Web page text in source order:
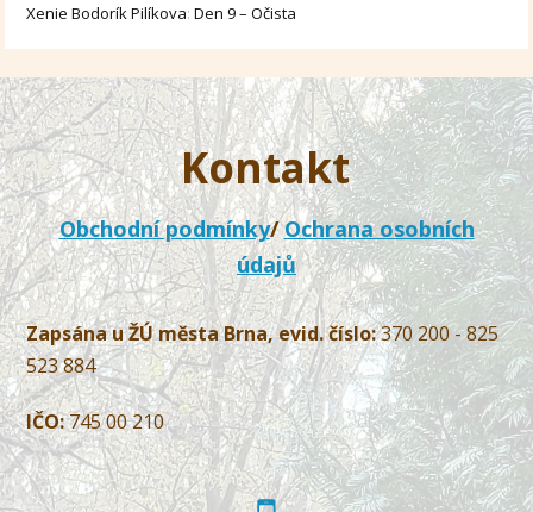
Xenie Bodorík Pilíkova:Den 9 – Očista
Kontakt
Obchodní podmínky/Ochrana osobních
údajů
Zapsána u ŽÚ města Brna, evid. číslo:370 200 - 825
523 884
IČO:745 00 210